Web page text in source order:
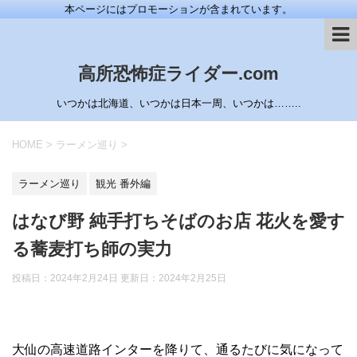
本ページにはプロモーションが含まれています。
高所恐怖症ライダー.com
いつかは北海道、いつかは日本一周、いつかは……..
HOME > ラーメン巡り >
ラーメン巡り 観光 番外編
はなび野 純手打ちそばのお店 花火を愛す
る蕎麦打ち師の実力
投稿日：2024年2月24日 更新日： 2024年2月25日
大仙の高速道路インターを降りて、通るたびに気になって